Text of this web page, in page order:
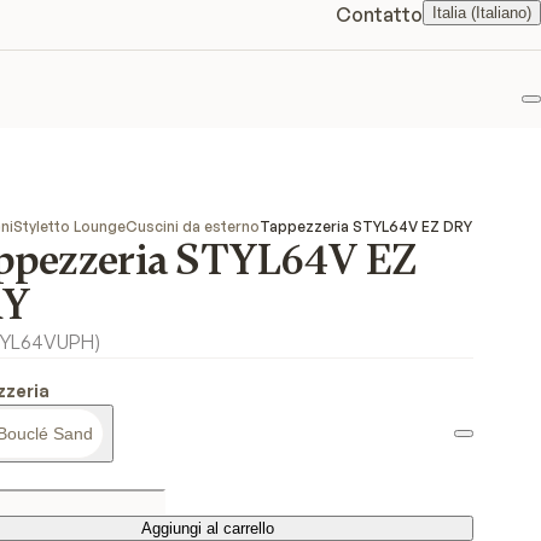
Contatto Italia (Italiano)
Styletto LoungeCuscini da esternoTappezzeria STYL64V EZ DRY
STYL64V EZ
)
Sand
Aggiungi al carrello